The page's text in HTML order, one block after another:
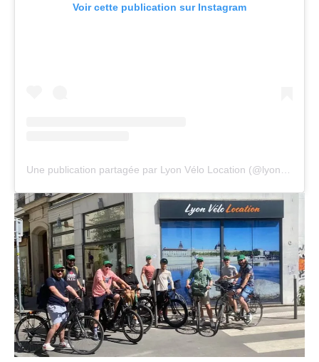
Voir cette publication sur Instagram
Une publication partagée par Lyon Vélo Location (@lyon_velo_location)